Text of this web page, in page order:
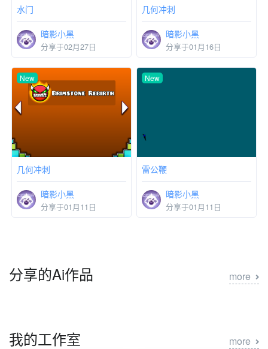
水门 几何冲刺
New
暗影小黑
分享于01月11日